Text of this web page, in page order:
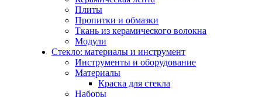
Плиты
Пропитки и обмазки
Ткань из керамического волокна
Модули
Стекло: материалы и инструмент
Инструменты и оборудование
Материалы
Краска для стекла
Наборы